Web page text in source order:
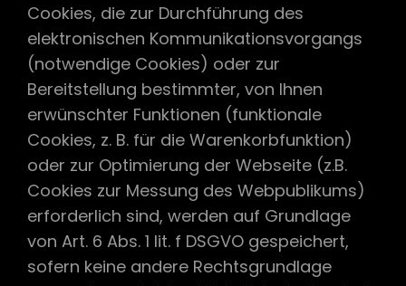
Cookies, die zur Durchführung des
elektronischen Kommunikationsvorgangs
(notwendige Cookies) oder zur
Bereitstellung bestimmter, von Ihnen
erwünschter Funktionen (funktionale
Cookies, z. B. für die Warenkorbfunktion)
oder zur Optimierung der Webseite (z.B.
Cookies zur Messung des Webpublikums)
erforderlich sind, werden auf Grundlage
von Art. 6 Abs. 1 lit. f DSGVO gespeichert,
sofern keine andere Rechtsgrundlage